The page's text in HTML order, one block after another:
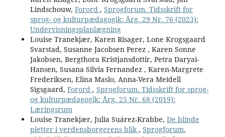
Lindschouw, Forord , Sprogforum. Tidsskrift for
sprog- og kulturpædagogik: Årg. 29 Nr. 76 (2023):
Undervisningsplanlægning
Louise Tranekjær, Karen Risager, Lone Krogsgaard
Svarstad, Susanne Jacobsen Perez , Karen Sonne
Jakobsen, Bergthora Kristjansdottir, Petra Daryai-
Hansen, Susana Silvia Fernandez , Karen-Margrete
Frederiksen, Elina Maslo, Anna-Vera Meidell
Sigsgaard, Forord , Sprogforum. Tidsskrift for sprog-
og kulturpædagogik: Årg. 25 Nr. 68 (2019):
Læringsrum
Louise Tranekjær, Julia Suárez-Krabbe, De blinde
pletter i verdensborgerens blik , Sprogforum.